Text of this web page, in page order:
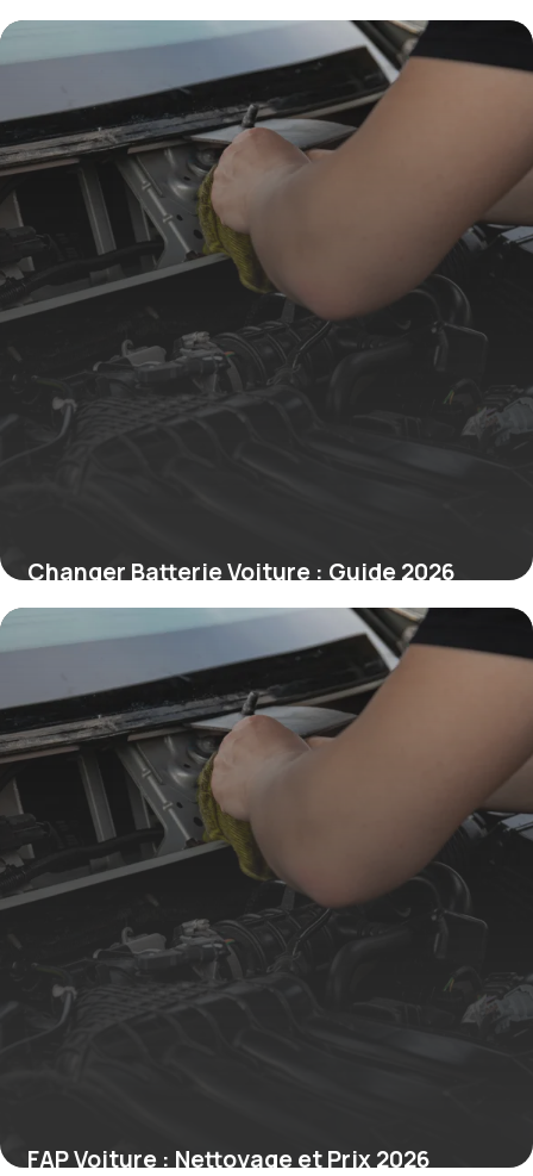
Changer Batterie Voiture : Guide 2026
Étapes
28 juin 2026
FAP Voiture : Nettoyage et Prix 2026